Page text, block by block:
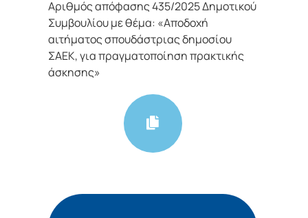
Αριθμός απόφασης 435/2025 Δημοτικού
Συμβουλίου με θέμα: «Αποδοχή
αιτήματος σπουδάστριας δημοσίου
ΣΑΕΚ, για πραγματοποίηση πρακτικής
άσκησης»